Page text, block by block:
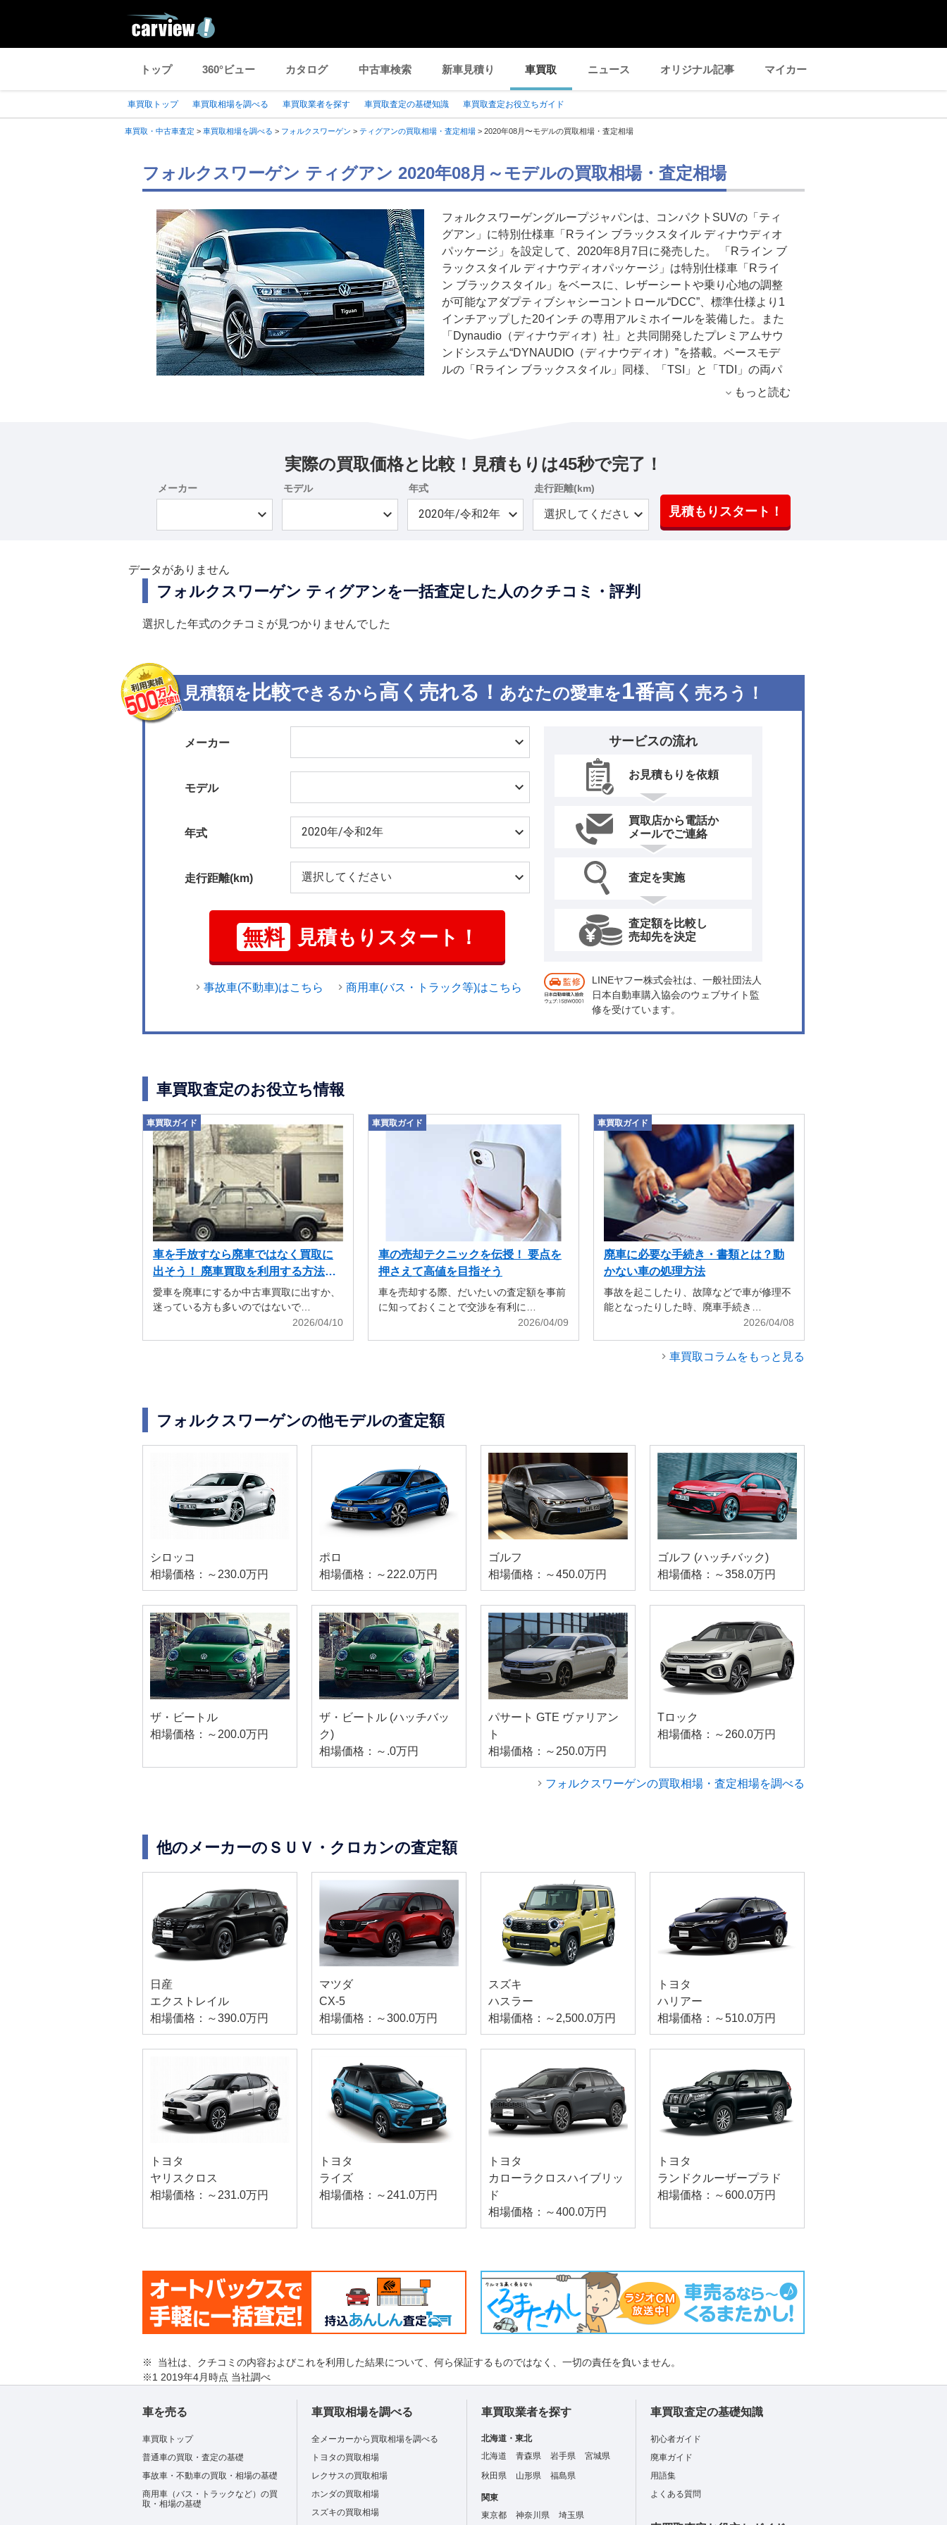
トップ 360°ビュー カタログ 中古車検索 新車見積り 車買取 ニュース オリジナル記事 マイカー
車買取トップ 車買取相場を調べる 車買取業者を探す 車買取査定の基礎知識 車買取査定お役立ちガイド
車買取・中古車査定 > 車買取相場を調べる > フォルクスワーゲン > ティグアンの買取相場・査定相場 > 2020年08月〜モデルの買取相場・査定相場
フォルクスワーゲン ティグアン 2020年08月～モデルの買取相場・査定相場
フォルクスワーゲングループジャパンは、コンパクトSUVの「ティ
グアン」に特別仕様車「Rライン ブラックスタイル ディナウディオ
パッケージ」を設定して、2020年8月7日に発売した。 「Rライン ブ
ラックスタイル ディナウディオパッケージ」は特別仕様車「Rライ
ン ブラックスタイル」をベースに、レザーシートや乗り心地の調整
が可能なアダプティブシャシーコントロール“DCC”、標準仕様より1
インチアップした20インチ の専用アルミホイールを装備した。また
「Dynaudio（ディナウディオ）社」と共同開発したプレミアムサウ
ンドシステム“DYNAUDIO（ディナウディオ）”を搭載。ベースモデ
ルの「Rライン ブラックスタイル」同様、「TSI」と「TDI」の両パ
もっと読む
実際の買取価格と比較！見積もりは45秒で完了！
メーカー モデル 年式 走行距離(km)
見積もりスタート！
データがありません
フォルクスワーゲン ティグアンを一括査定した人のクチコミ・評判
選択した年式のクチコミが見つかりませんでした
見積額を 比較できるから高く売れる！ あなたの愛車を1番高く 売ろう！
メーカー
モデル
年式
走行距離(km)
無料 見積もりスタート！
事故車(不動車)はこちら 商用車(バス・トラック等)はこちら
サービスの流れ
お見積もりを依頼
買取店から電話か
メールでご連絡
査定を実施
査定額を比較し
売却先を決定
LINEヤフー株式会社は、一般社団法人
日本自動車購入協会のウェブサイト監
修を受けています。
車買取査定のお役立ち情報
車買取ガイド
車を手放すなら廃車ではなく買取に
出そう！ 廃車買取を利用する方法も
解説
愛車を廃車にするか中古車買取に出すか、
迷っている方も多いのではないで…
2026/04/10
車買取ガイド
車の売却テクニックを伝授！ 要点を
押さえて高値を目指そう
車を売却する際、だいたいの査定額を事前
に知っておくことで交渉を有利に…
2026/04/09
車買取ガイド
廃車に必要な手続き・書類とは？動
かない車の処理方法
事故を起こしたり、故障などで車が修理不
能となったりした時、廃車手続き…
2026/04/08
車買取コラムをもっと見る
フォルクスワーゲンの他モデルの査定額
シロッコ
相場価格：～230.0万円
ポロ
相場価格：～222.0万円
ゴルフ
相場価格：～450.0万円
ゴルフ (ハッチバック)
相場価格：～358.0万円
ザ・ビートル
相場価格：～200.0万円
ザ・ビートル (ハッチバッ
ク)
相場価格：～.0万円
パサート GTE ヴァリアン
ト
相場価格：～250.0万円
Tロック
相場価格：～260.0万円
フォルクスワーゲンの買取相場・査定相場を調べる
他のメーカーのＳＵＶ・クロカンの査定額
日産
エクストレイル
相場価格：～390.0万円
マツダ
CX-5
相場価格：～300.0万円
スズキ
ハスラー
相場価格：～2,500.0万円
トヨタ
ハリアー
相場価格：～510.0万円
トヨタ
ヤリスクロス
相場価格：～231.0万円
トヨタ
ライズ
相場価格：～241.0万円
トヨタ
カローラクロスハイブリッ
ド
相場価格：～400.0万円
トヨタ
ランドクルーザープラド
相場価格：～600.0万円
※ 当社は、クチコミの内容およびこれを利用した結果について、何ら保証するものではなく、一切の責任を負いません。
※1 2019年4月時点 当社調べ
車を売る
車買取トップ
普通車の買取・査定の基礎
事故車・不動車の買取・相場の基礎
商用車（バス・トラックなど）の買
取・相場の基礎
車買取相場を調べる
全メーカーから買取相場を調べる
トヨタの買取相場
レクサスの買取相場
ホンダの買取相場
スズキの買取相場
車買取業者を探す
北海道・東北
北海道
青森県 岩手県
宮城県
秋田県
山形県 福島県
関東
東京都
神奈川県 埼玉県
車買取査定の基礎知識
初心者ガイド
廃車ガイド
用語集
よくある質問